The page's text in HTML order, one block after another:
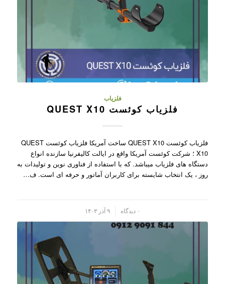
فلزیاب
فلزیاب کوئست QUEST X10
فلزیاب کوئست QUEST X10 ساخت آمریکا فلزیاب کوئست QUEST
X10 ؛ شرکت کوئست آمریکا واقع در ایالت کالیفرنیا سازنده انواع
دستگاه های فلزیاب میباشد. که با استفاده از فناوری نوین و تولیدات به
روز ، یک انتخاب شایسته برای کاربران آماتور و حرفه ای است. ف…
۰ دیدگاه ۹ آذر ۱۴۰۳